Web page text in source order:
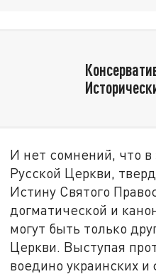
И нет сомнений, что
Русской Церкви,
Истину Святого
догматической и
могут быть только
Церкви. Выступая
воедино украинских и